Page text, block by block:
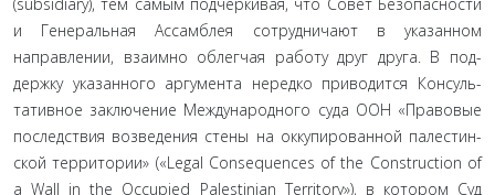
и Генеральная Ассамблея сотрудничают в указанном
направлении, взаимно облегчая работу друг друга. В под­
держку указанного аргумента нередко приводится Консуль­
тативное заключение Международного суда ООН «Правовые
последствия возведения стены на оккупированной палестин­
ской территории» («Legal Consequences of the Construction of
a Wall in the Occupied Palestinian Territory»), в котором Суд